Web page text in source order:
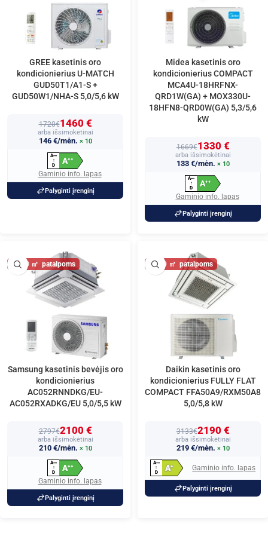
GREE kasetinis oro
kondicionierius U-MATCH
GUD50T1/A1-S +
GUD50W1/NHA-S 5,0/5,6 kW
1720€1460 €
arba išsimokėtinai
146 €/mėn. × 10
A+++
↑
D
A++
Gaminio info. lapas
Palyginti įrenginį
Midea kasetinis oro
kondicionierius COMPACT
MCA4U-18HRFNX-
QRD1W(GA) + MOX330U-
18HFN8-QRD0W(GA) 5,3/5,6
kW
1669€1330 €
arba išsimokėtinai
133 €/mėn. × 10
A+++
↑
D
A++
Gaminio info. lapas
Palyginti įrenginį
60
Samsung kasetinis bevėjis oro
kondicionierius
AC052RNNDKG/EU-
AC052RXADKG/EU 5,0/5,5 kW
2797€2100 €
arba išsimokėtinai
210 €/mėn. × 10
A+++
↑
D
A++
Gaminio info. lapas
Palyginti įrenginį
60
Daikin kasetinis oro
kondicionierius FULLY FLAT
COMPACT FFA50A9/RXM50A8
5,0/5,8 kW
3133€2190 €
arba išsimokėtinai
219 €/mėn. × 10
A+++
↑
D
A+ Gaminio info. lapas
Palyginti įrenginį